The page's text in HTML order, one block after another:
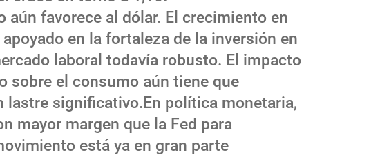
favorece al dólar. El crecimiento en
en la fortaleza de la inversión en
laboral todavía robusto. El impacto
sobre el consumo aún tiene que
lastre significativo.En política monetaria,
mayor margen que la Fed para
está ya en gran parte